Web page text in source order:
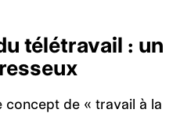
télétravail : un
concept de « travail à la